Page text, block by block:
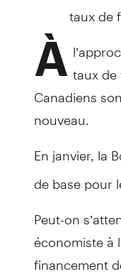
taux de
À taux
Canadiens
nouveau.
En janvier, la
de base pour
Peut-on
économiste à
financement